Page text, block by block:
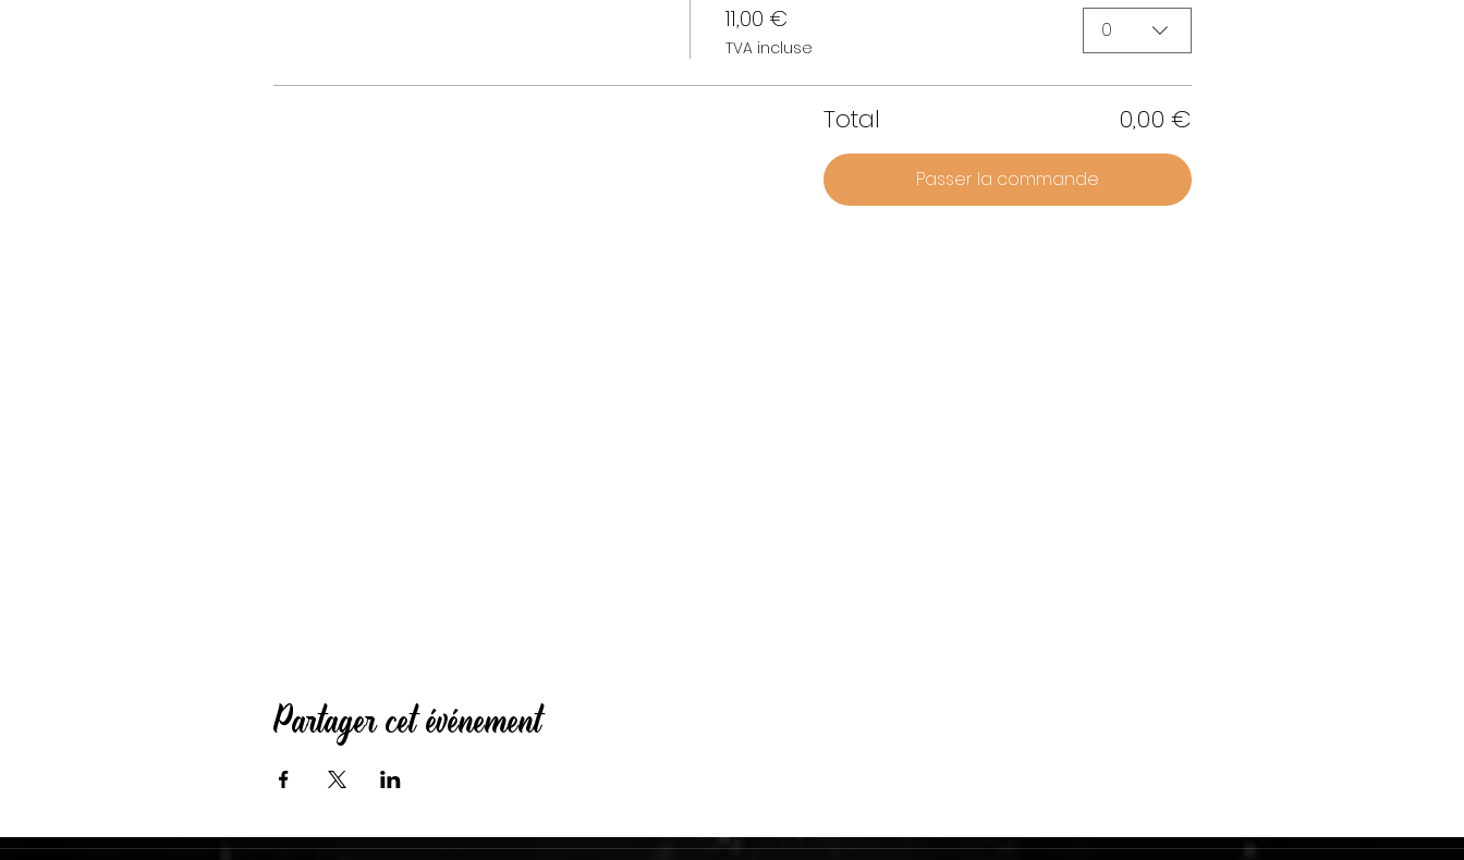
11,00 €
TVA incluse
0
Total 0,00 €
Passer la commande
Partager cet événement